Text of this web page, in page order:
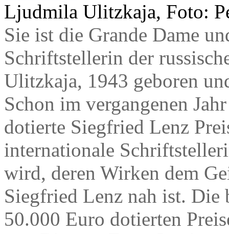
Ljudmila Ulitzkaja, Foto:
Sie ist die Grande Dame
Schriftstellerin der
Ulitzkaja, 1943 geboren
Schon im vergangenen
dotierte Siegfried Lenz
internationale
wird, deren Wirken dem
Siegfried Lenz nah ist. Die
50.000 Euro dotierten